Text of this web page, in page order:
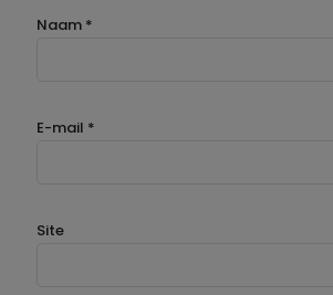
Naam *
E-mail *
Site